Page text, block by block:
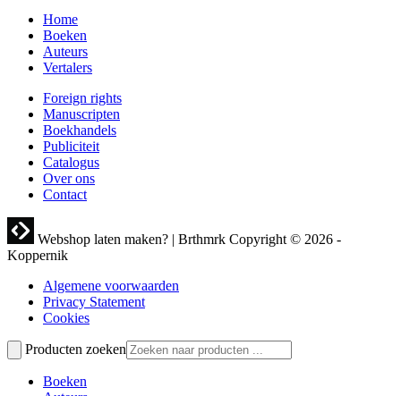
Home
Boeken
Auteurs
Vertalers
Foreign rights
Manuscripten
Boekhandels
Publiciteit
Catalogus
Over ons
Contact
Webshop laten maken? | Brthmrk Copyright © 2026 -
Koppernik
Algemene voorwaarden
Privacy Statement
Cookies
Producten zoeken
Boeken